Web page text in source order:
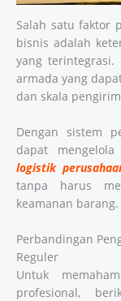
Salah satu faktor
bisnis adalah
yang terintegrasi.
armada yang
dan skala
Dengan sistem
dapat
logistik
tanpa harus
keamanan barang.
Perbandingan
Reguler
Untuk
profesional,